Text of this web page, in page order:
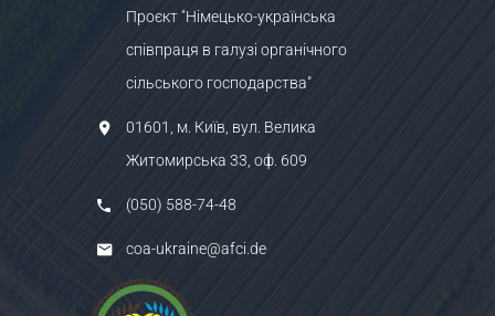
Проєкт "Німецько-українська
співпраця в галузі органічного
сільського господарства"
01601, м. Київ, вул. Велика
Житомирська 33, оф. 609
(050) 588-74-48
coa-ukraine@afci.de